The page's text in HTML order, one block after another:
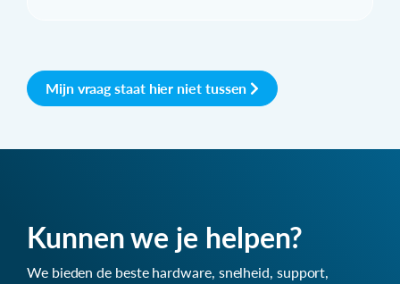
Mijn vraag staat hier niet tussen
Kunnen we je helpen?
We bieden de beste hardware, snelheid, support,